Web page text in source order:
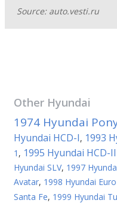
Source: auto.vesti.ru
Other Hyundai
1974 Hyundai
Hyundai HCD-I, 1993
1 , 1995 Hyundai HCD-
Hyundai SLV, 1997
Avatar, 1998 Hyundai
Santa Fe, 1999 Hyundai